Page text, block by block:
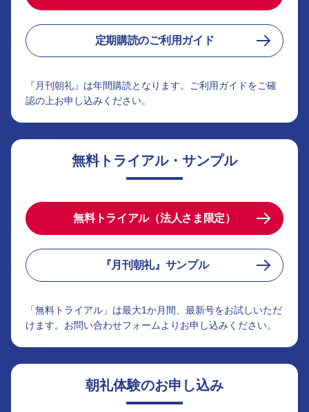
定期購読のご利用ガイド
『月刊朝礼』は年間購読となります。ご利用ガイドをご確
認の上お申し込みください。
無料トライアル・サンプル
無料トライアル（法人さま限定）
『月刊朝礼』サンプル
「無料トライアル」は最大1か月間、最新号をお試しいただ
けます。お問い合わせフォームよりお申し込みください。
朝礼体験のお申し込み